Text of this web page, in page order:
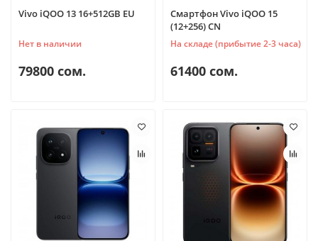
Vivo iQOO 13 16+512GB EU
Нет в наличии
79800 сом.
Смартфон Vivo iQOO 15
(12+256) CN
На складе (прибытие 2-3 часа)
61400 сом.